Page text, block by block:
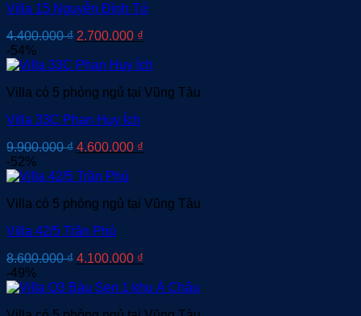
Villa 15 Nguyễn Đình Tứ
4.400.000₫ Giá
là:
2.700.000 ₫
tại
2.700.000 ₫.
-54%
Villa có 5 phòng ngủ tại Vũng Tàu
Villa 33C Phan Huy Ích
9.900.000₫ Giá
là:
4.600.000 ₫
4.600.000 ₫.
-52%
Villa có 5 phòng ngủ tại Vũng Tàu
Villa 42/5 Trần Phú
8.600.000₫ Giá
là:
4.100.000 ₫
tại
-49%